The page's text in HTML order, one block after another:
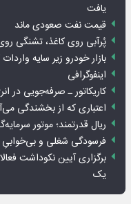
یافت
قیمت نفت صعودی ماند
پُرآبی روی کاغذ، تشنگی
بازار خودرو زیر سایه
اینفوگرافی
کاریکاتور ـ صرفه‌جویی در
اعتباری که از بخشندگی
ریال قدرتمند؛ موتور
فرسودگی شغلی و
برگزاری آیین نکوداشت
یک